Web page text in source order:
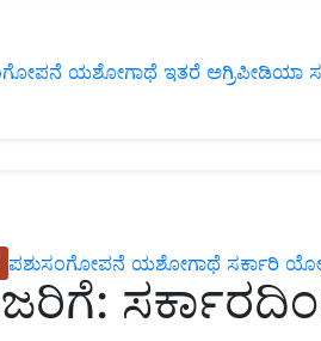
ಯಶೋಗಾಥೆ ಇತರೆ ಅಗ್ರಿಪೀಡಿಯಾ
ಪಶುಸಂಗೋಪನೆ ಯಶೋಗಾಥೆ ಸರ್ಕಾರಿ